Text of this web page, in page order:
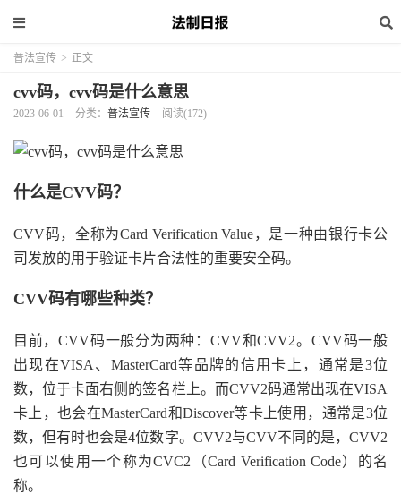
普法宣传 > 正文
cvv码，cvv码是什么意思
2023-06-01 分类： 普法宣传 阅读(172)
什么是CVV码？
CVV码，全称为Card Verification Value，是一种由银行卡公
司发放的用于验证卡片合法性的重要安全码。
CVV码有哪些种类？
目前，CVV码一般分为两种：CVV和CVV2。CVV码一般
出现在VISA、MasterCard等品牌的信用卡上，通常是3位
数，位于卡面右侧的签名栏上。而CVV2码通常出现在VISA
卡上，也会在MasterCard和Discover等卡上使用，通常是3位
数，但有时也会是4位数字。CVV2与CVV不同的是，CVV2
也可以使用一个称为CVC2（Card Verification Code）的名
称。